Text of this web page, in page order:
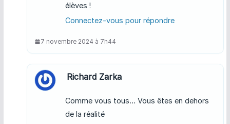
élèves !
Connectez-vous pour répondre
7 novembre 2024 à 7h44
Richard Zarka
Comme vous tous… Vous êtes en dehors
de la réalité